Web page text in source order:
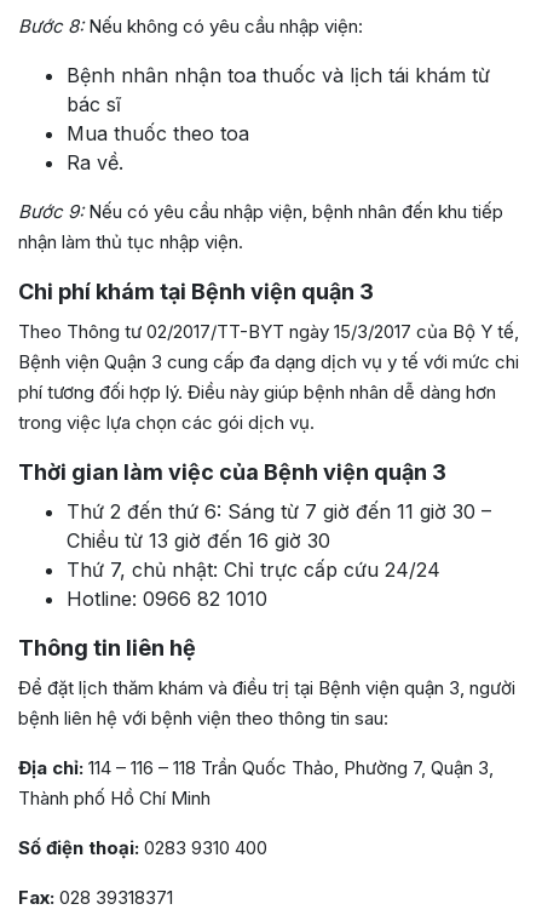
Bước 8:Nếu không có yêu cầu nhập viện:
Bệnh nhân nhận toa thuốc và lịch tái khám từ
bác sĩ
Mua thuốc theo toa
Ra về.
Bước 9:Nếu có yêu cầu nhập viện, bệnh nhân đến khu tiếp
nhận làm thủ tục nhập viện.
Chi phí khám tại Bệnh viện quận 3
Theo Thông tư 02/2017/TT-BYT ngày 15/3/2017 của Bộ Y tế,
Bệnh viện Quận 3 cung cấp đa dạng dịch vụ y tế với mức chi
phí tương đối hợp lý. Điều này giúp bệnh nhân dễ dàng hơn
trong việc lựa chọn các gói dịch vụ.
Thời gian làm việc của Bệnh viện quận 3
Thứ 2 đến thứ 6: Sáng từ 7 giờ đến 11 giờ 30 –
Chiều từ 13 giờ đến 16 giờ 30
Thứ 7, chủ nhật: Chỉ trực cấp cứu 24/24
Hotline: 0966 82 1010
Thông tin liên hệ
Để đặt lịch thăm khám và điều trị tại Bệnh viện quận 3, người
bệnh liên hệ với bệnh viện theo thông tin sau:
Địa chỉ: 114 – 116 – 118 Trần Quốc Thảo, Phường 7, Quận 3,
Thành phố Hồ Chí Minh
Số điện thoại: 0283 9310 400
Fax: 028 39318371